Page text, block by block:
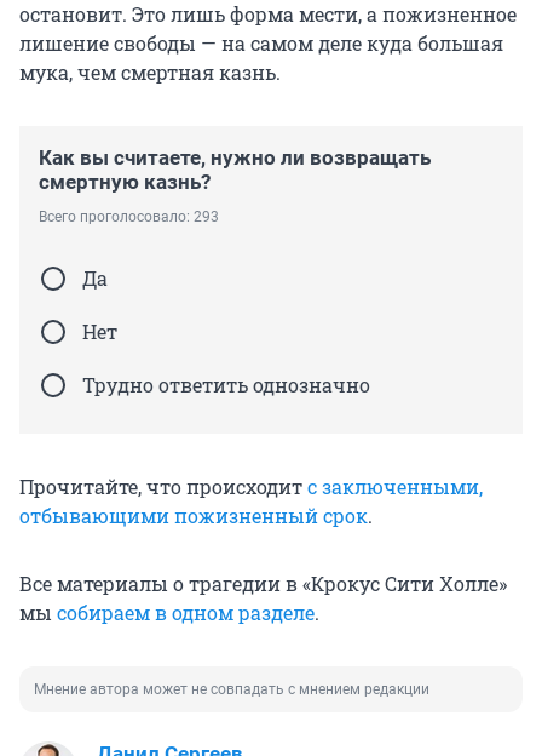
остановит. Это лишь форма мести, а пожизненное
лишение свободы — на самом деле куда большая
мука, чем смертная казнь.
Как вы считаете, нужно ли возвращать
смертную казнь?
Всего проголосовало: 293
Да
Нет
Трудно ответить однозначно
Прочитайте, что происходитс заключенными,
отбывающими пожизненный срок.
Все материалы о трагедии в «Крокус Сити Холле»
мы собираем в одном разделе.
Мнение автора может не совпадать с мнением редакции